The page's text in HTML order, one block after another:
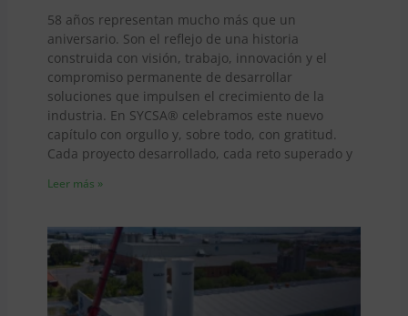
58 años representan mucho más que un
aniversario. Son el reflejo de una historia
construida con visión, trabajo, innovación y el
compromiso permanente de desarrollar
soluciones que impulsen el crecimiento de la
industria. En SYCSA® celebramos este nuevo
capítulo con orgullo y, sobre todo, con gratitud.
Cada proyecto desarrollado, cada reto superado y
Leer más »